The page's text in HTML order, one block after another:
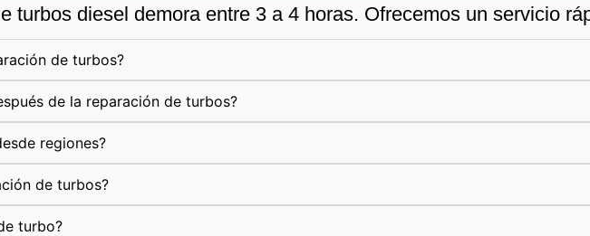
turbos diesel demora entre 3 a 4 horas. Ofrecemos un servicio
de turbos?
de la reparación de turbos?
regiones?
de turbos?
turbo?